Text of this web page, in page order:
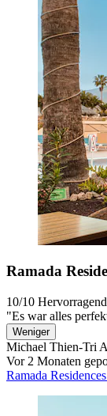
Ramada
10/10 Hervorragend
"Es war alles
Weniger
Michael Thien-Tri
Vor 2 Monaten
Ramada